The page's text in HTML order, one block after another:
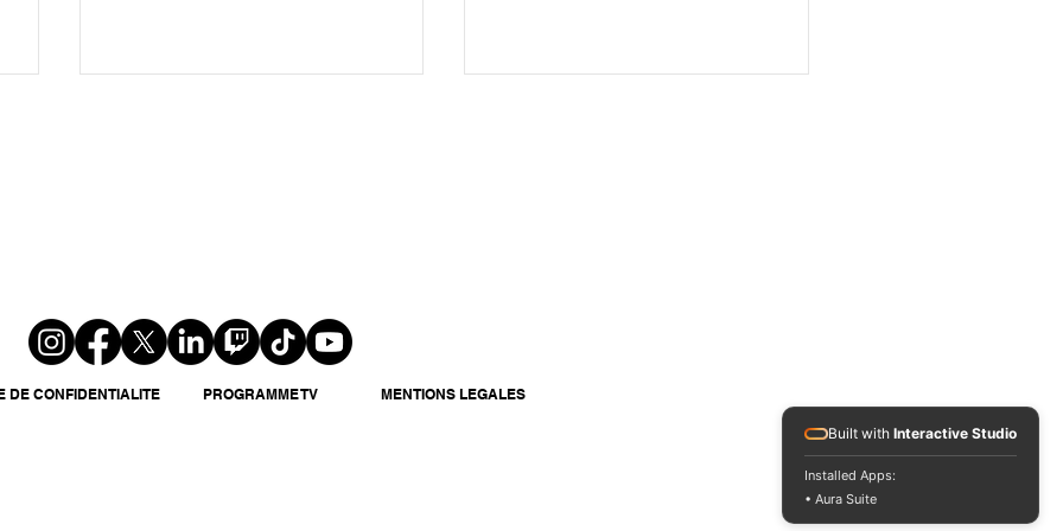
critiques : Guillaume Pley,
victime de jalousies ou
MENTIONS LEGALES
DE CONFIDENTIALITE PROGRAMME TV
Built with Interactive Studio
Installed Apps:
• Aura Suite